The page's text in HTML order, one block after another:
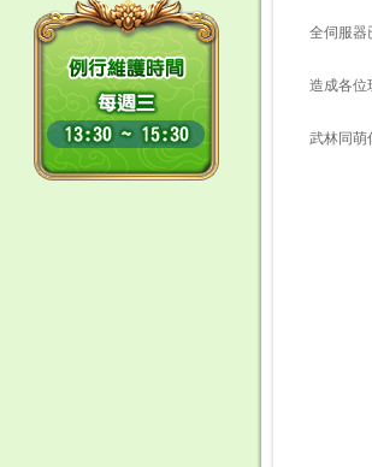
全伺服器
造成各位
武林同萌